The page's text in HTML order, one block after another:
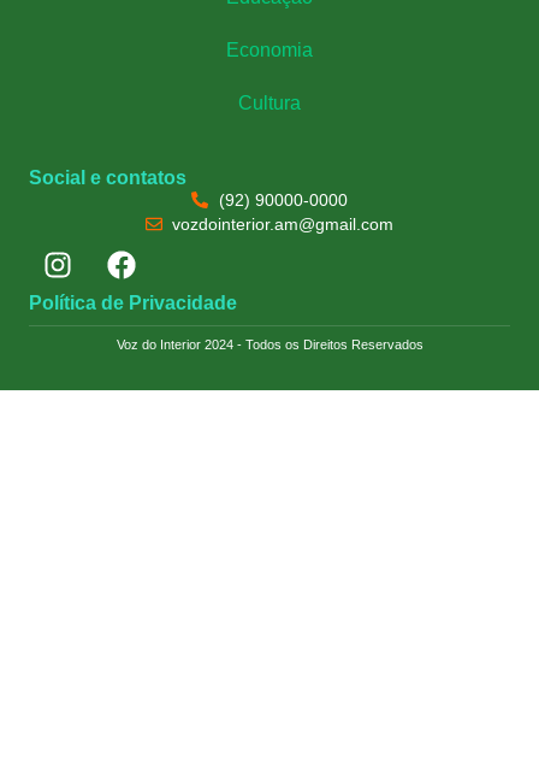
Economia
Cultura
Social e contatos
(92) 90000-0000
vozdointerior.am@gmail.com
Política de Privacidade
Voz do Interior 2024 - Todos os Direitos Reservados